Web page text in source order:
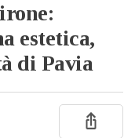
estetica,
di Pavia